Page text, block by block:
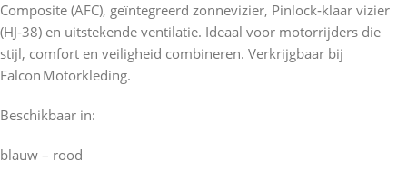
Composite (AFC), geïntegreerd zonnevizier, Pinlock‑klaar vizier
(HJ‑38) en uitstekende ventilatie. Ideaal voor motorrijders die
stijl, comfort en veiligheid combineren. Verkrijgbaar bij
Falcon Motorkleding.
Beschikbaar in:
blauw – rood